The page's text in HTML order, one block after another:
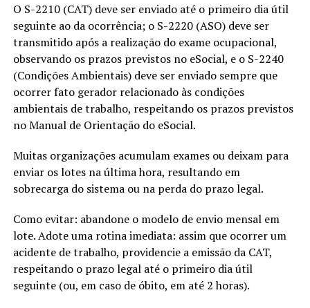
O S-2210 (CAT) deve ser enviado até o primeiro dia útil
seguinte ao da ocorrência; o S-2220 (ASO) deve ser
transmitido após a realização do exame ocupacional,
observando os prazos previstos no eSocial, e o S-2240
(Condições Ambientais) deve ser enviado sempre que
ocorrer fato gerador relacionado às condições
ambientais de trabalho, respeitando os prazos previstos
no Manual de Orientação do eSocial.
Muitas organizações acumulam exames ou deixam para
enviar os lotes na última hora, resultando em
sobrecarga do sistema ou na perda do prazo legal.
Como evitar: abandone o modelo de envio mensal em
lote. Adote uma rotina imediata: assim que ocorrer um
acidente de trabalho, providencie a emissão da CAT,
respeitando o prazo legal até o primeiro dia útil
seguinte (ou, em caso de óbito, em até 2 horas).